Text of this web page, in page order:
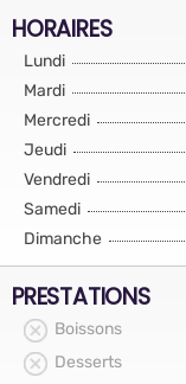
HORAIRES
Lundi
Mardi
Mercredi
Jeudi
Vendredi
Samedi
Dimanche
PRESTATIONS
Boissons
Desserts